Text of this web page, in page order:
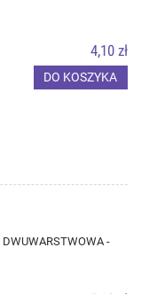
4,10 zł
DO KOSZYKA
-